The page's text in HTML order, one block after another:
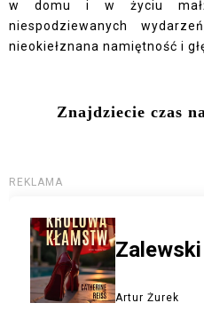
w domu i w życiu
niespodziewanych
nieokiełznana namiętność i
Znajdziecie czas